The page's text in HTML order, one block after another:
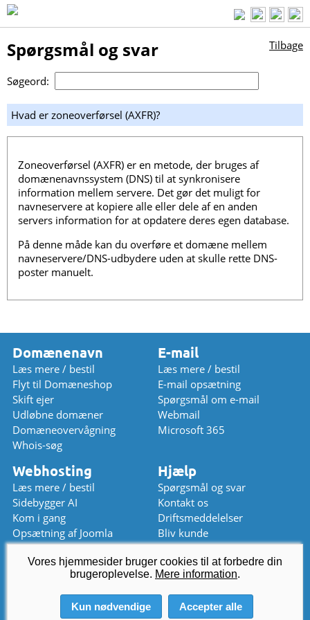
Spørgsmål og svar Tilbage
Søgeord:
Hvad er zoneoverførsel (AXFR)?
Zoneoverførsel (AXFR) er en metode, der bruges af
domænenavnssystem (DNS) til at synkronisere
information mellem servere. Det gør det muligt for
navneservere at kopiere alle eller dele af en anden
servers information for at opdatere deres egen database.
På denne måde kan du overføre et domæne mellem
navneservere/DNS-udbydere uden at skulle rette DNS-
poster manuelt.
Domænenavn
Læs mere / bestil
Flyt til Domæneshop
Skift ejer
Udløbne domæner
Domæneovervågning
Whois-søg
E-mail
Læs mere / bestil
E-mail opsætning
Spørgsmål om e-mail
Webmail
Microsoft 365
Webhosting
Læs mere / bestil
Sidebygger AI
Kom i gang
Opsætning af Joomla
Opsætning af WordPress
Hjælp
Spørgsmål og svar
Kontakt os
Driftsmeddelelser
Bliv kunde
Prisliste
kundeservice@domaeneshop.dk
+47 2294 3333 (lukket)
© 2026 Domeneshop AS ·Om os·
Vores hjemmesider bruger cookies til at forbedre din
brugeroplevelse. Mere information.
Kun nødvendige Accepter alle